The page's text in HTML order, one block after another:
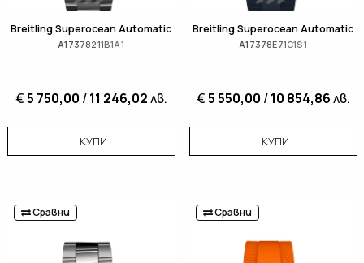
Breitling Superocean Automatic
A17378211B1A1
€5 750,00 /11 246,02лв.
КУПИ
Breitling Superocean Automatic
A17378E71C1S1
€5 550,00 /10 854,86лв.
КУПИ
Сравни Сравни